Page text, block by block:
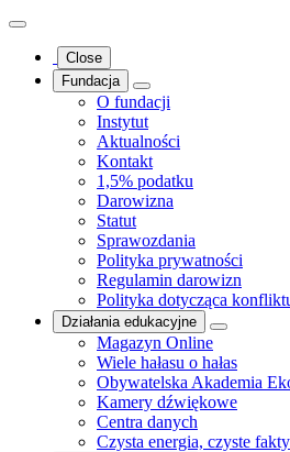
Close
Fundacja
O fundacji
Instytut
Aktualności
Kontakt
1,5% podatku
Darowizna
Statut
Sprawozdania
Polityka prywatności
Regulamin darowizn
Polityka dotycząca
Działania edukacyjne
Magazyn Online
Wiele hałasu o hałas
Obywatelska Akademia
Kamery dźwiękowe
Centra danych
Czysta energia, czyste fakty